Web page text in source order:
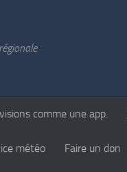
comme une app.
météo Faire un don